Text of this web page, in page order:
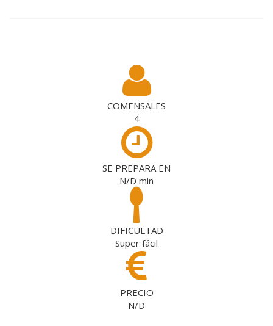
COMENSALES
4
SE PREPARA EN
N/D min
DIFICULTAD
Super fácil
PRECIO
N/D